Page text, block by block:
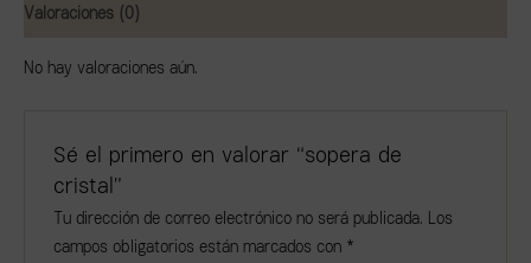
Valoraciones (0)
No hay valoraciones aún.
Sé el primero en valorar “sopera de
cristal”
Tu dirección de correo electrónico no será publicada. Los
campos obligatorios están marcados con *